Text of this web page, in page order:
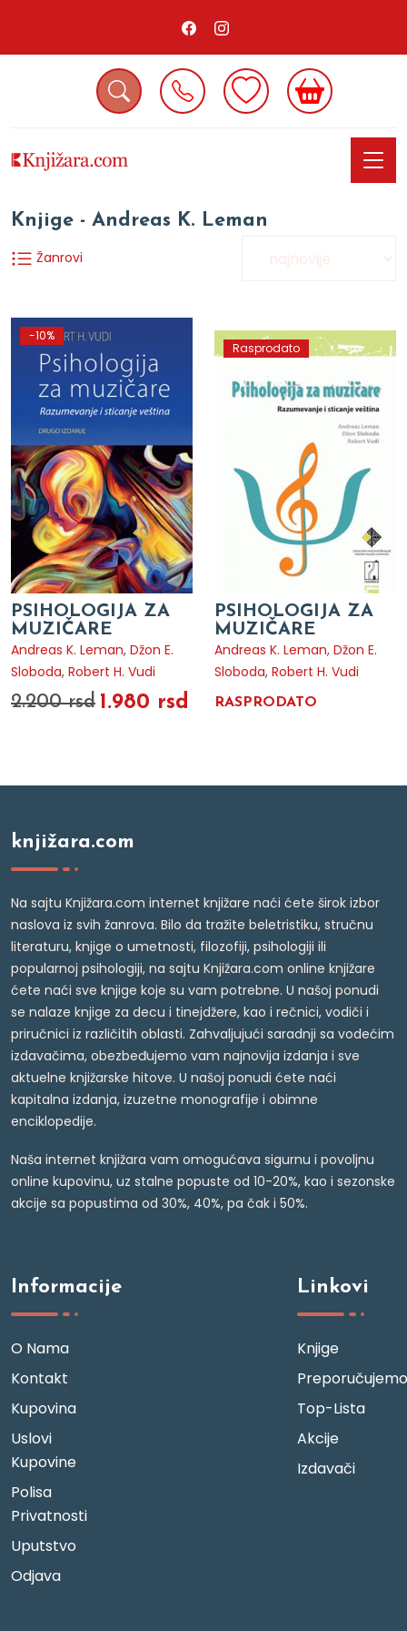
Knjige - Andreas K. Leman
Žanrovi
-10%
PSIHOLOGIJA ZA
MUZIČARE
Andreas K. Leman, Džon E.
Sloboda, Robert H. Vudi
2.200 rsd 1.980 rsd
Rasprodato
PSIHOLOGIJA ZA
MUZIČARE
Andreas K. Leman, Džon E.
Sloboda, Robert H. Vudi
RASPRODATO
knjižara.com
Na sajtu Knjižara.com internet knjižare naći ćete širok izbor
naslova iz svih žanrova. Bilo da tražite beletristiku, stručnu
literaturu, knjige o umetnosti, filozofiji, psihologiji ili
popularnoj psihologiji, na sajtu Knjižara.com online knjižare
ćete naći sve knjige koje su vam potrebne. U našoj ponudi
se nalaze knjige za decu i tinejdžere, kao i rečnici, vodiči i
priručnici iz različitih oblasti. Zahvaljujući saradnji sa vodećim
izdavačima, obezbeđujemo vam najnovija izdanja i sve
aktuelne knjižarske hitove. U našoj ponudi ćete naći
kapitalna izdanja, izuzetne monografije i obimne
enciklopedije.
Naša internet knjižara vam omogućava sigurnu i povoljnu
online kupovinu, uz stalne popuste od 10-20%, kao i sezonske
akcije sa popustima od 30%, 40%, pa čak i 50%.
Informacije
O Nama
Kontakt
Kupovina
Uslovi
Kupovine
Polisa
Privatnosti
Uputstvo
Odjava
Linkovi
Knjige
Preporučujemo
Top-Lista
Akcije
Izdavači